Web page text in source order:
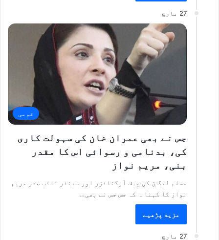
27 مارچ
قومی
جس نے بھی عمران خان کی سہولت کاری
کی، بدنامی و رسوائی اس کا مقدر
بنی، مریم نواز
مسلم لیگ ن کی چیف آرگنائزر اور سینئر نائب صدر مریم
نواز کا کہنا ہ کہ جس جس نے بھی…
مزید پڑھیے
27 مارچ